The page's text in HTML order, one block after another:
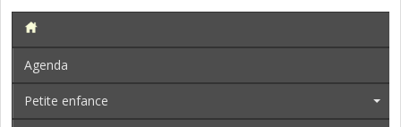
Agenda
Petite enfance